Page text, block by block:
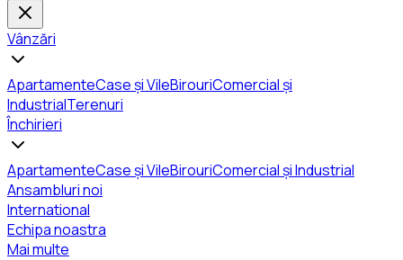
Vânzări
ApartamenteCase și VileBirouriComercial și
IndustrialTerenuri
Închirieri
ApartamenteCase și VileBirouriComercial și Industrial
Ansambluri noi
International
Echipa noastra
Mai multe